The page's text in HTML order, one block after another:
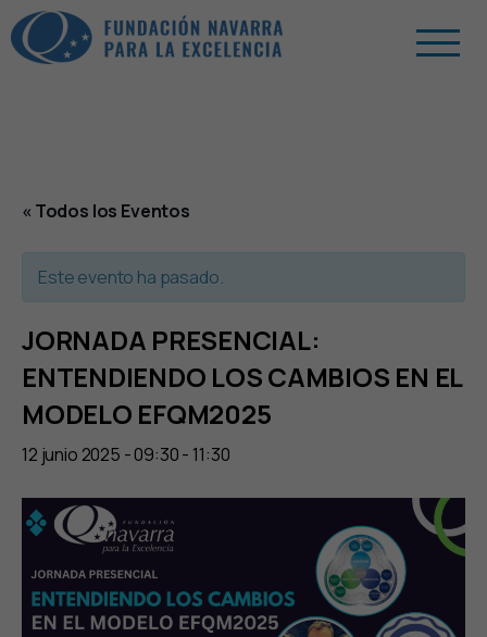
« Todos los Eventos
Este evento ha pasado.
JORNADA PRESENCIAL:
ENTENDIENDO LOS CAMBIOS EN EL
MODELO EFQM2025
12 junio 2025 - 09:30- 11:30